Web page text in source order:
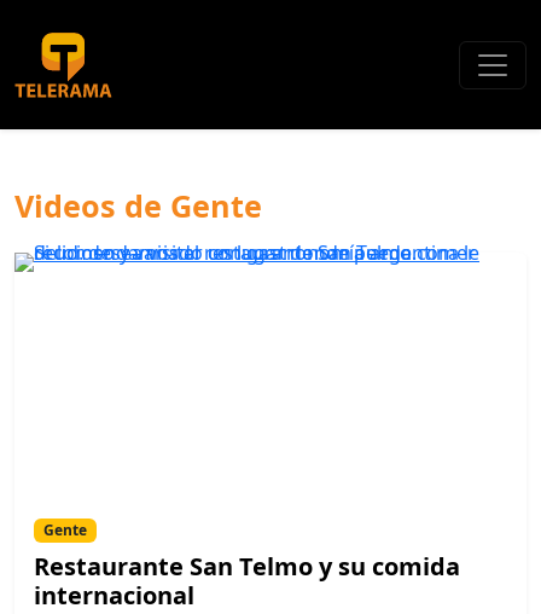
Videos de Gente
Gente
Restaurante San Telmo y su comida
internacional